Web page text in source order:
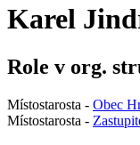
Karel
Role v org.
Místostarosta - Obec
Místostarosta -